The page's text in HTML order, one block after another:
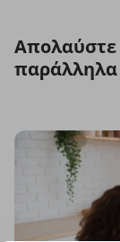
Απολαύστε
παράλληλα